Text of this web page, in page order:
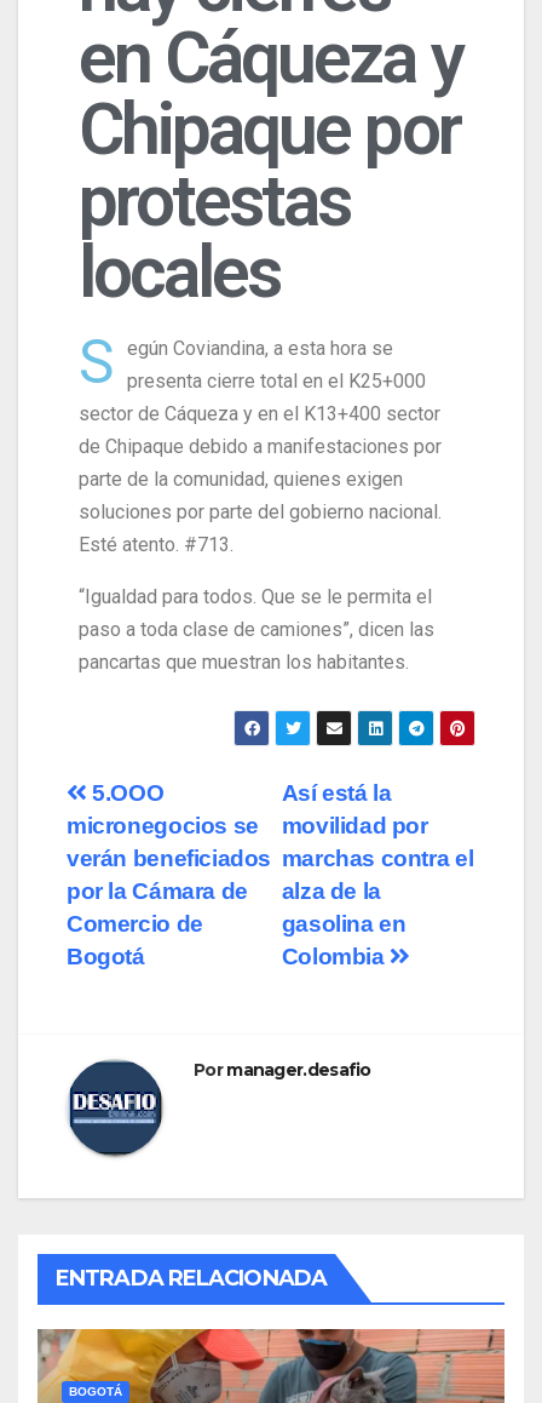
en Cáqueza y
Chipaque por
protestas
locales
S
egún Coviandina, a esta hora se
presenta cierre total en el K25+000
sector de Cáqueza y en el K13+400 sector
de Chipaque debido a manifestaciones por
parte de la comunidad, quienes exigen
soluciones por parte del gobierno nacional.
Esté atento. #713.
“Igualdad para todos. Que se le permita el
paso a toda clase de camiones”, dicen las
pancartas que muestran los habitantes.
Así está la
movilidad por
marchas contra el
alza de la
gasolina en
Colombia
5.OOO
micronegocios se
verán beneficiados
por la Cámara de
Comercio de
Bogotá
Pormanager.desafio
ENTRADA RELACIONADA
BOGOTÁ